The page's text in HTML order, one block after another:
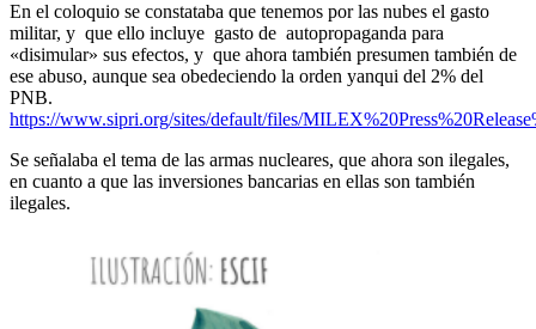
En el coloquio se constataba que tenemos por las nubes el gasto
militar, y que ello incluye gasto de autopropaganda para
«disimular» sus efectos, y que ahora también presumen también de
ese abuso, aunque sea obedeciendo la orden yanqui del 2% del
PNB.
https://www.sipri.org/sites/default/files/
Se señalaba el tema de las armas nucleares, que ahora son ilegales,
en cuanto a que las inversiones bancarias en ellas son también
ilegales.